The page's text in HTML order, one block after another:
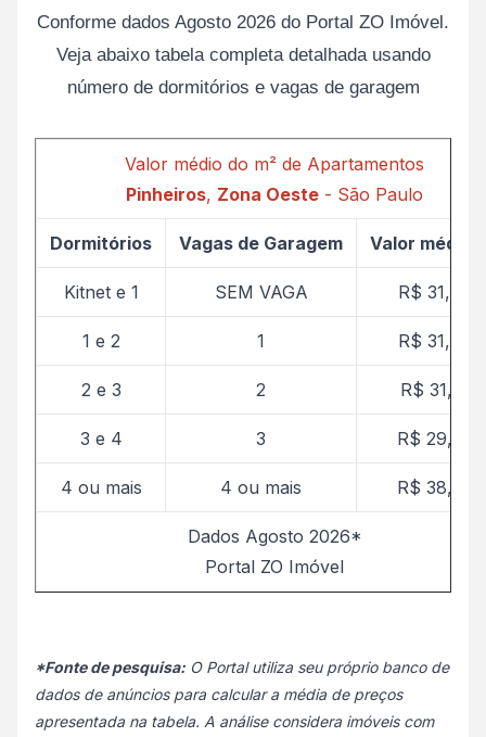
Conforme dados Agosto 2026 do Portal ZO Imóvel.
Veja abaixo tabela completa detalhada usando
número de dormitórios e vagas de garagem
Valor médio do m² de Apartamentos
Pinheiros, Zona Oeste - São Paulo
Dormitórios Vagas de Garagem Valor médio
Kitnet e 1 SEM VAGA R$ 31,08
1 e 2 1 R$ 31,26
2 e 3 2 R$ 31,12
3 e 4 3 R$ 29,85
4 ou mais 4 ou mais R$ 38,30
Dados Agosto 2026*
Portal ZO Imóvel
*Fonte de pesquisa: O Portal utiliza seu próprio banco de
dados de anúncios para calcular a média de preços
apresentada na tabela. A análise considera imóveis com